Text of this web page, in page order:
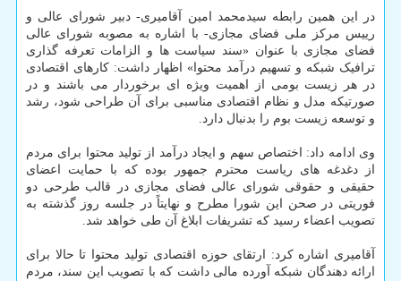
در این همین رابطه سیدمحمد امین آقامیری- دبیر شورای عالی و
رییس مرکز ملی فضای مجازی- با اشاره به مصوبه شورای عالی
فضای مجازی با عنوان «سند سیاست ها و الزامات تعرفه گذاری
ترافیک شبکه و تسهیم درآمد محتوا» اظهار داشت: کارهای اقتصادی
در هر زیست بومی از اهمیت ویژه ای برخوردار می باشند و در
صورتیکه مدل و نظام اقتصادی مناسبی برای آن طراحی شود، رشد
و توسعه زیست بوم را بدنبال دارد.
وی ادامه داد: اختصاص سهم و ایجاد درآمد از تولید محتوا برای مردم
از دغدغه های ریاست محترم جمهور بوده که با حمایت اعضای
حقیقی و حقوقی شورای عالی فضای مجازی در قالب طرحی دو
فوریتی در صحن این شورا مطرح و نهایتاً در جلسه روز گذشته به
تصویب اعضاء رسید که تشریفات ابلاغ آن طی خواهد شد.
آقامیری اشاره کرد: ارتقای حوزه اقتصادی تولید محتوا تا حالا برای
ارائه دهندگان شبکه آورده مالی داشت که با تصویب این سند، مردم